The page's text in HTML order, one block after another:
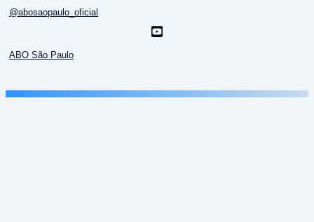
@abosaopaulo_oficial
ABO São Paulo